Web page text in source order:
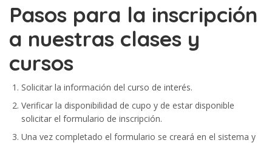
Pasos para la inscripción
a nuestras clases y
cursos
Solicitar la información del curso de interés.
Verificar la disponibilidad de cupo y de estar disponible
solicitar el formulario de inscripción.
Una vez completado el formulario se creará en el sistema y